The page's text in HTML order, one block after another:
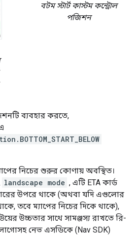
বটম স্টার্ট কাস্টম কন্ট্রোল
পজিশন
ব্যবহার করতে,
নিচের শুরুর কোণায় অবস্থিত।
landscape mode , এটি ETA কার্ড
উপরে থাকে (অথবা যদি এগুলোর
তবে ম্যাপের নিচের দিকে থাকে),
উচ্চতার সাথে সামঞ্জস্য রাখতে রি-
নেভ এসডিকে (Nav SDK)